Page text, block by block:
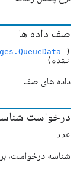
صف داده ها
(
نشده)
داده های صف
درخواست
عدد
شناسه درخواست،